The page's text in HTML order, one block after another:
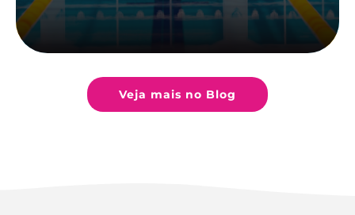
Veja mais no Blog